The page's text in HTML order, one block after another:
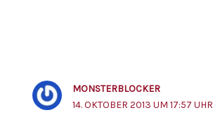
MONSTERBLOCKER
14. OKTOBER 2013 UM 17:57 UHR